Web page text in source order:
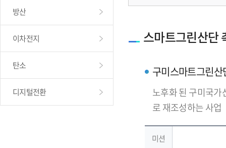
방산
이차전지
탄소
디지털전환
스마트그린산단
구미스마트그린산
노후화 된 구미국
로 재조성하는 사업
미션